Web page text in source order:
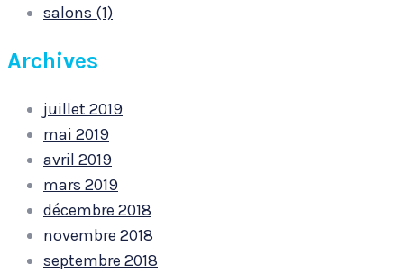
salons (1)
Archives
juillet 2019
mai 2019
avril 2019
mars 2019
décembre 2018
novembre 2018
septembre 2018